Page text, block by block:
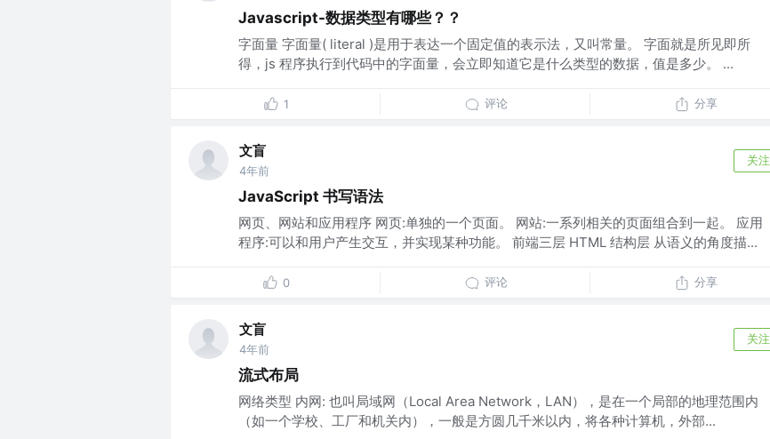
Javascript-数据类型有哪些？？
字面量 字面量( literal )是用于表达一个固定值的表示法，又叫常量。 字面就是所见即所
得，js 程序执行到代码中的字面量，会立即知道它是什么类型的数据，值是多少。 ...
1 评论 分享
文盲
4年前
关注
JavaScript 书写语法
网页、网站和应用程序 网页:单独的一个页面。 网站:一系列相关的页面组合到一起。 应用
程序:可以和用户产生交互，并实现某种功能。 前端三层 HTML 结构层 从语义的角度描...
0 评论 分享
文盲
4年前
关注
流式布局
网络类型 内网: 也叫局域网（Local Area Network，LAN），是在一个局部的地理范围内
（如一个学校、工厂和机关内），一般是方圆几千米以内，将各种计算机，外部...